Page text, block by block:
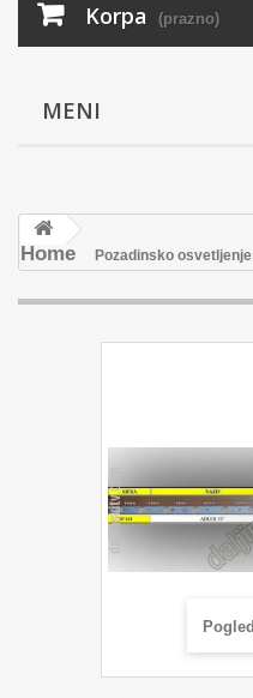
Korpa (prazno)
MENI
Home Pozadinsko